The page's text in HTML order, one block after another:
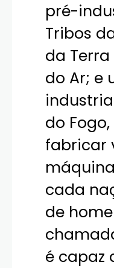
pré-
Tribos
da
do Ar; e
do
fabricar
cada
de
é capaz